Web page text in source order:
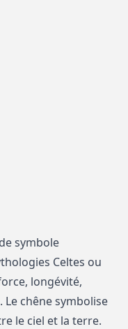
symbole
Celtes ou
longévité,
chêne symbolise
le ciel et la terre.